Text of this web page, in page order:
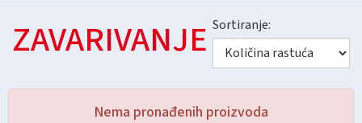
Sortiranje:
ZAVARIVANJE
Nema pronađenih proizvoda